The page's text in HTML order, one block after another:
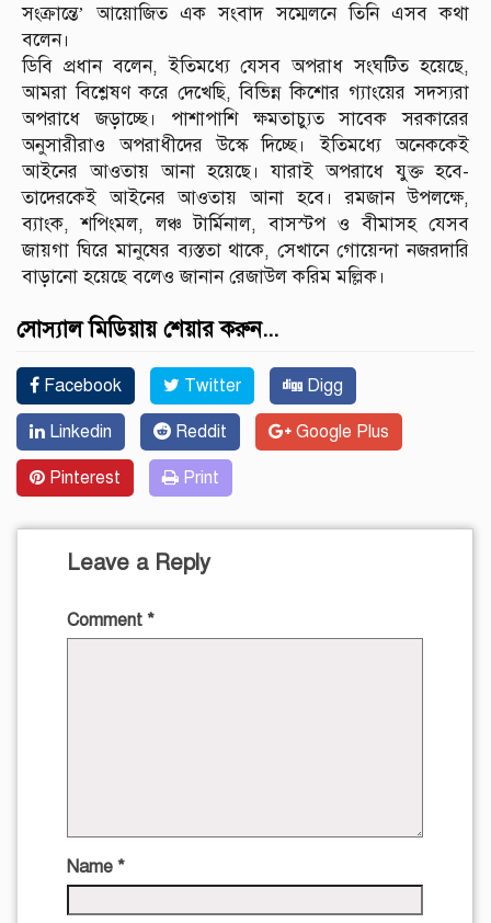
সংক্রান্তে’ আয়োজিত এক সংবাদ সম্মেলনে তিনি এসব কথা
বলেন।
ডিবি প্রধান বলেন, ইতিমধ্যে যেসব অপরাধ সংঘটিত হয়েছে,
আমরা বিশ্লেষণ করে দেখেছি, বিভিন্ন কিশোর গ্যাংয়ের সদস্যরা
অপরাধে জড়াচ্ছে। পাশাপাশি ক্ষমতাচ্যুত সাবেক সরকারের
অনুসারীরাও অপরাধীদের উস্কে দিচ্ছে। ইতিমধ্যে অনেককেই
আইনের আওতায় আনা হয়েছে। যারাই অপরাধে যুক্ত হবে-
তাদেরকেই আইনের আওতায় আনা হবে। রমজান উপলক্ষে,
ব্যাংক, শপিংমল, লঞ্চ টার্মিনাল, বাসস্টপ ও বীমাসহ যেসব
জায়গা ঘিরে মানুষের ব্যস্ততা থাকে, সেখানে গোয়েন্দা নজরদারি
বাড়ানো হয়েছে বলেও জানান রেজাউল করিম মল্লিক।
সোস্যাল মিডিয়ায় শেয়ার করুন...
Facebook Twitter Digg
Linkedin Reddit Google Plus
Pinterest Print
Leave a Reply
Comment *
Name *